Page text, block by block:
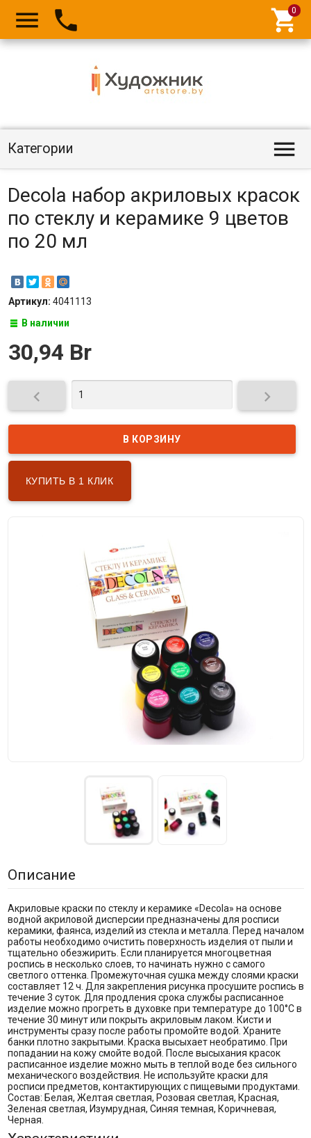
  
Категории 
Decola набор акриловых красок
по стеклу и керамике 9 цветов
по 20 мл
Артикул: 4041113
В наличии
30,94 Br
 
КУПИТЬ В 1 КЛИК
Описание
Акриловые краски по стеклу и керамике «Decola» на основе
водной акриловой дисперсии предназначены для росписи
керамики, фаянса, изделий из стекла и металла. Перед началом
работы необходимо очистить поверхность изделия от пыли и
тщательно обезжирить. Если планируется многоцветная
роспись в несколько слоев, то начинать нужно с самого
светлого оттенка. Промежуточная сушка между слоями краски
составляет 12 ч. Для закрепления рисунка просушите роспись в
течение 3 суток. Для продления срока службы расписанное
изделие можно прогреть в духовке при температуре до 100°С в
течение 30 минут или покрыть акриловым лаком. Кисти и
инструменты сразу после работы промойте водой. Храните
банки плотно закрытыми. Краска высыхает необратимо. При
попадании на кожу смойте водой. После высыхания красок
расписанное изделие можно мыть в теплой воде без сильного
механического воздействия. Не используйте краски для
росписи предметов, контактирующих с пищевыми продуктами.
Состав: Белая, Желтая светлая, Розовая светлая, Красная,
Зеленая светлая, Изумрудная, Синяя темная, Коричневая,
Черная.